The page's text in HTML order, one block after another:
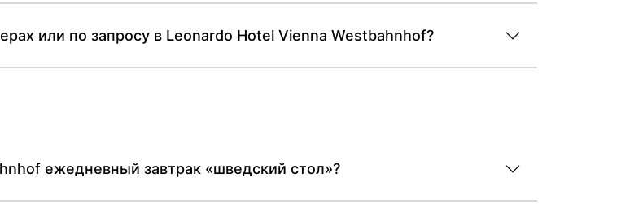
или по запросу в Leonardo Hotel Vienna Westbahnhof?
ежедневный завтрак «шведский стол»?